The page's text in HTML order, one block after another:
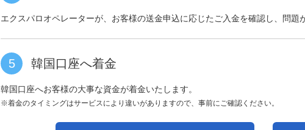
エクスパロオペレーターが、お客様の送金申込に応じたご入金を確認し、問題
5 韓国口座へ着金
韓国口座へお客様の大事な資金が着金いたします。
※着金のタイミングはサービスにより違いがありますので、事前にご確認ください。